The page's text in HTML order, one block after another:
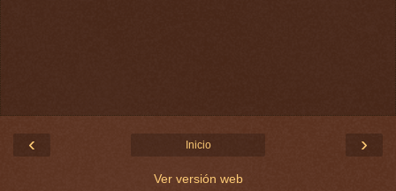
‹ ›
Inicio
Ver versión web